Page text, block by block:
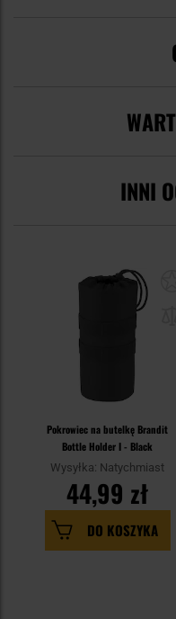
INNI
Pokrowiec na butelkę Brandit
Bottle Holder I - Black
Wysyłka: Natychmiast
44,99 zł
DO KOSZYKA